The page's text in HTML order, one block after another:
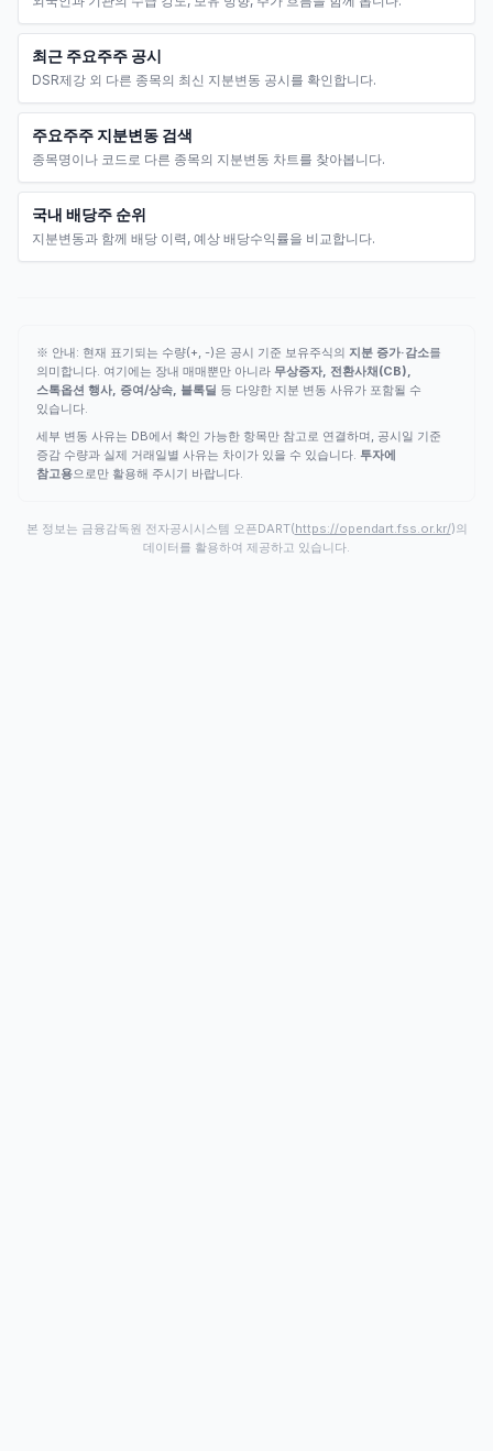
최근 주요주주 공시
DSR제강 외 다른 종목의 최신 지분변동 공시를 확인합니다.
주요주주 지분변동 검색
종목명이나 코드로 다른 종목의 지분변동 차트를 찾아봅니다.
국내 배당주 순위
지분변동과 함께 배당 이력, 예상 배당수익률을 비교합니다.
※ 안내: 현재 표기되는 수량(+, -)은 공시 기준 보유주식의 지분 증가·감소를
의미합니다. 여기에는 장내 매매뿐만 아니라 무상증자, 전환사채(CB),
스톡옵션 행사, 증여/상속, 블록딜 등 다양한 지분 변동 사유가 포함될 수
있습니다.
세부 변동 사유는 DB에서 확인 가능한 항목만 참고로 연결하며, 공시일 기준
증감 수량과 실제 거래일별 사유는 차이가 있을 수 있습니다. 투자에
참고용으로만 활용해 주시기 바랍니다.
본 정보는 금융감독원 전자공시시스템 오픈DART(https://opendart.fss.or.kr/)의
데이터를 활용하여 제공하고 있습니다.